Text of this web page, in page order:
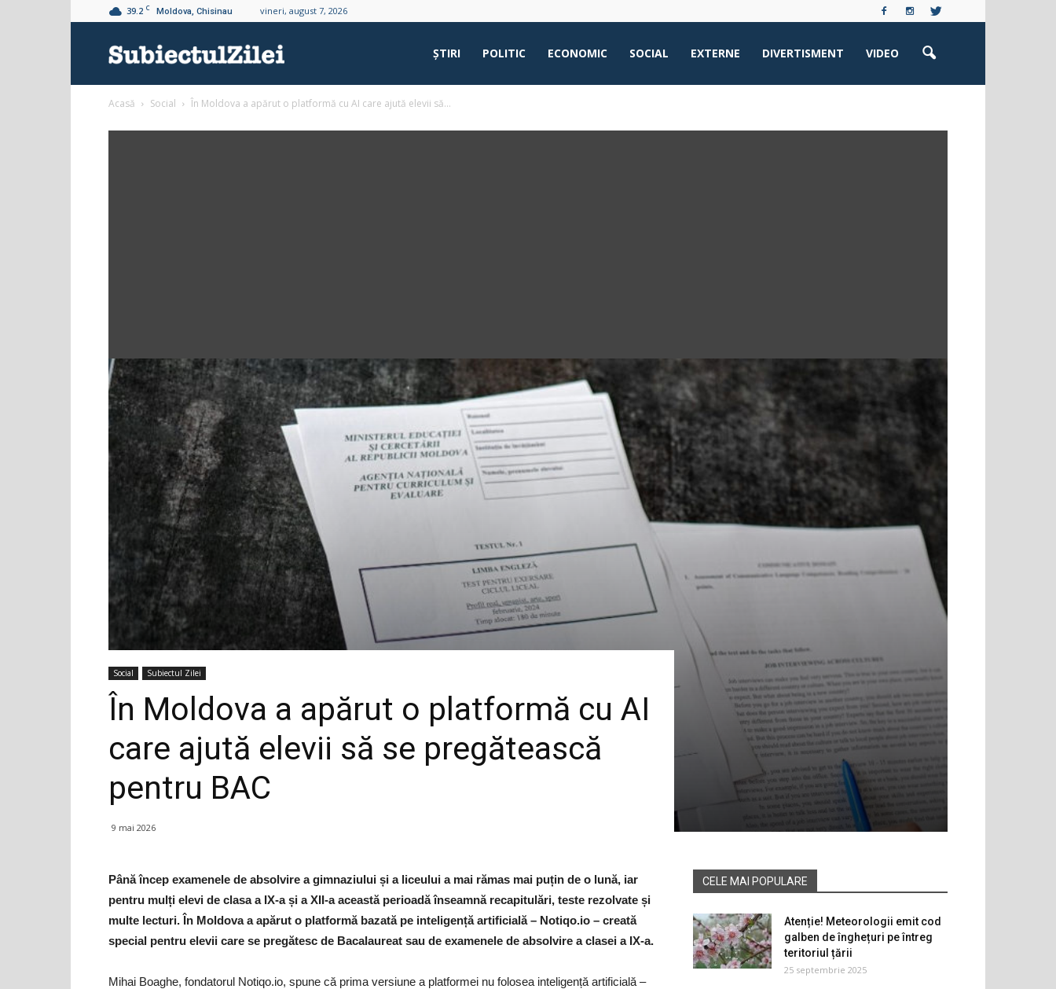
39.2 C Moldova, Chisinau vineri, august 7, 2026
ŞTIRI POLITIC ECONOMIC SOCIAL EXTERNE DIVERTISMENT VIDEO
Acasă Social În Moldova a apărut o platformă cu AI care ajută elevii să...
Social Subiectul Zilei
În Moldova a apărut o platformă cu AI
care ajută elevii să se pregătească
pentru BAC
9 mai 2026
Până încep examenele de absolvire a gimnaziului și a liceului a mai rămas mai puțin de o lună, iar
pentru mulți elevi de clasa a IX-a și a XII-a această perioadă înseamnă recapitulări, teste rezolvate și
multe lecturi. În Moldova a apărut o platformă bazată pe inteligență artificială – Notiqo.io – creată
special pentru elevii care se pregătesc de Bacalaureat sau de examenele de absolvire a clasei a IX-a.
Mihai Boaghe, fondatorul Notiqo.io, spune că prima versiune a platformei nu folosea inteligență artificială –
CELE MAI POPULARE
Atenție! Meteorologii emit cod
galben de înghețuri pe întreg
teritoriul țării
25 septembrie 2025